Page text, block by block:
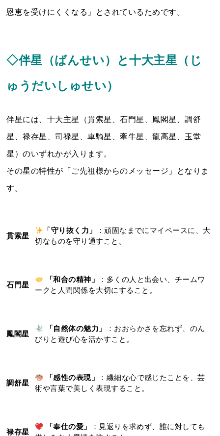
恩恵を受けにくくなる」とされているためです。
◇伴星（ばんせい）と十大主星（じ
ゅうだいしゅせい）
伴星には、十大主星（貫索星、石門星、鳳閣星、調舒
星、禄存星、司禄星、車騎星、牽牛星、龍高星、玉堂
星）のいずれかが入ります。
その星の特性が「ご先祖様からのメッセージ」となりま
す。
貫索星
「守り抜く力」
：頑固なまでにマイペースに、大
切なものを守り通すこと。
石門星
「和合の精神」
：多くの人と出会い、チームワ
ークと人間関係を大切にすること。
鳳閣星
「自然体の魅力」
：おおらかさを忘れず、のん
びりと遊び心を活かすこと。
調舒星
「感性の表現」
：繊細な心で感じたことを、芸
術や言葉で美しく表現すること。
禄存星
「奉仕の愛」
：見返りを求めず、誰に対しても